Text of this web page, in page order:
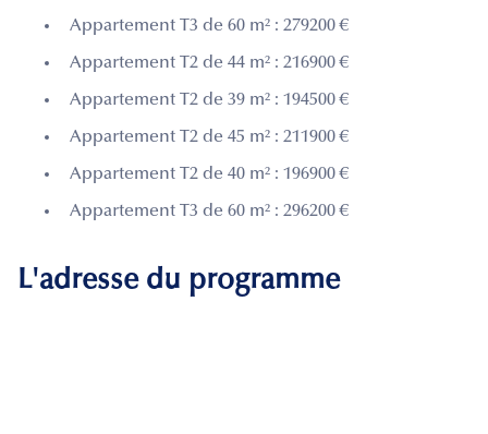
Appartement T3 de 60 m² : 279200 €
Appartement T2 de 44 m² : 216900 €
Appartement T2 de 39 m² : 194500 €
Appartement T2 de 45 m² : 211900 €
Appartement T2 de 40 m² : 196900 €
Appartement T3 de 60 m² : 296200 €
L'adresse du programme